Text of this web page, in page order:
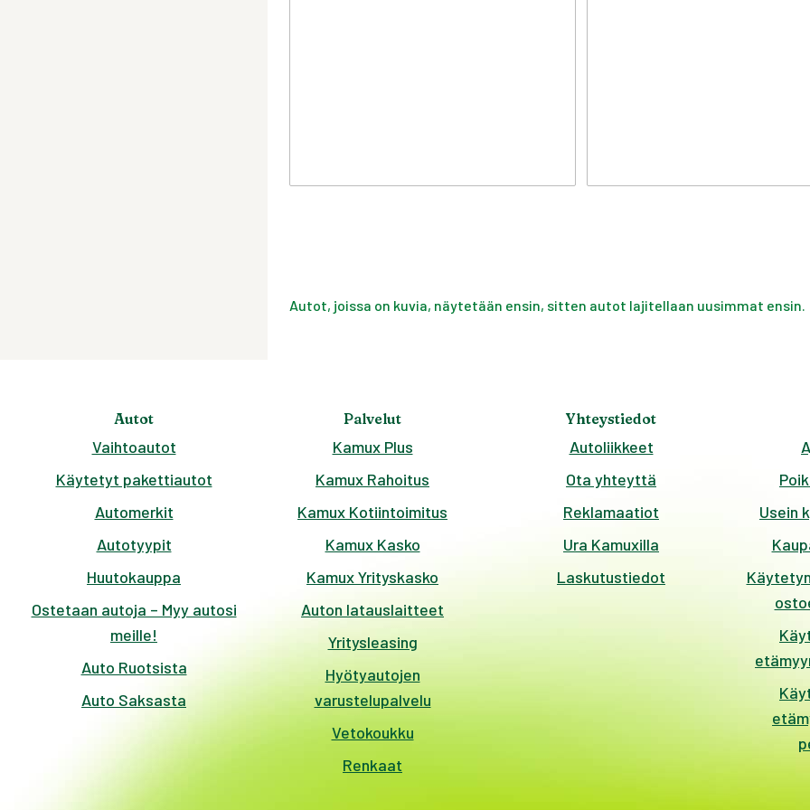
Autot, joissa on kuvia, näytetään ensin, sitten autot lajitellaan uusimmat ensin.
Autot
Vaihtoautot
Käytetyt pakettiautot
Automerkit
Autotyypit
Huutokauppa
Ostetaan autoja – Myy autosi
meille!
Auto Ruotsista
Auto Saksasta
Palvelut
Kamux Plus
Kamux Rahoitus
Kamux Kotiintoimitus
Kamux Kasko
Kamux Yrityskasko
Auton latauslaitteet
Yritysleasing
Hyötyautojen
varustelupalvelu
Vetokoukku
Renkaat
Yhteystiedot
Autoliikkeet
Ota yhteyttä
Reklamaatiot
Ura Kamuxilla
Laskutustiedot
Usein